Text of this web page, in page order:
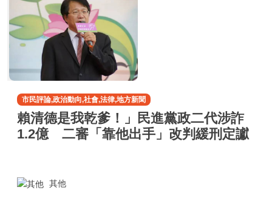
市民評論,政治動向,社會,法律,地方新聞
賴清德是我乾爹！」民進黨政二代涉詐
1.2億 二審「靠他出手」改判緩刑定讞
其他